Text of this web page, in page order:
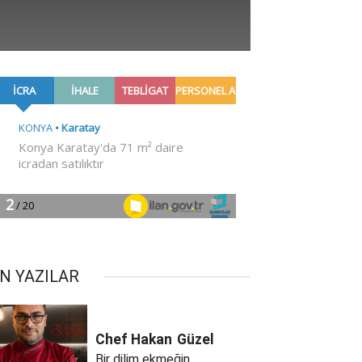
YAZILAR
Chef Hakan Güzel